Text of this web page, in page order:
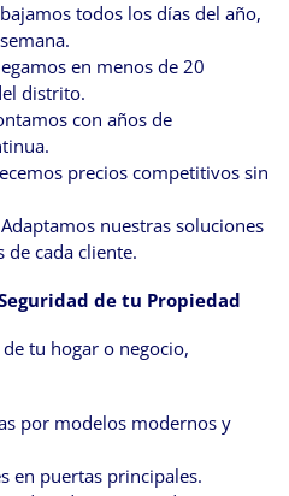
todos los días del año,
en menos de 20
distrito.
con años de
precios competitivos sin
Adaptamos nuestras soluciones
de cada cliente.
de tu Propiedad
tu hogar o negocio,
por modelos modernos y
en puertas principales.